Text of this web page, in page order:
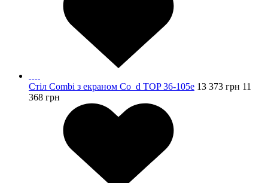
Стіл Combi з екраном Co_d TOP 36-105e 13 373 грн 11
368 грн